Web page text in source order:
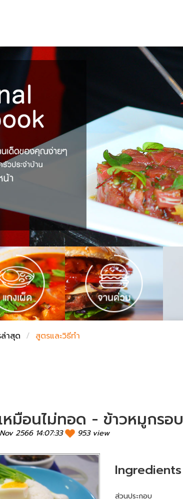
าสุด สูตรและวิธีทำ
หมือนไม่ทอด - ข้าวหมูกรอบ
2566 14:07:33 953 view
Ingredients
ส่วนประกอบ